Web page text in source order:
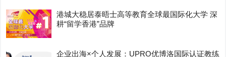
港城大稳居泰晤士高等教育全球最国际化大学 深
耕“留学香港”品牌
企业出海×个人发展：UPRO优博洛国际认证教练